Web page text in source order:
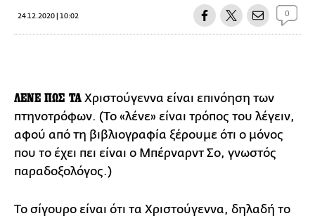
24.12.2020 | 10:02 0
ΛΕΝΕ ΠΩΣ ΤΑΧριστούγεννα είναι επινόηση των
πτηνοτρόφων. (Το «λένε» είναι τρόπος του λέγειν,
αφού από τη βιβλιογραφία ξέρουμε ότι ο μόνος
που το έχει πει είναι ο Μπέρναρντ Σο, γνωστός
παραδοξολόγος.)
Το σίγουρο είναι ότι τα Χριστούγεννα, δηλαδή το